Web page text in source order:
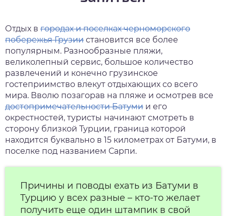
Отдых в городах и поселках черноморского
побережья Грузии становится все более
популярным. Разнообразные пляжи,
великолепный сервис, большое количество
развлечений и конечно грузинское
гостеприимство влекут отдыхающих со всего
мира. Вволю позагорав на пляже и осмотрев все
достопримечательности Батуми и его
окрестностей, туристы начинают смотреть в
сторону близкой Турции, граница которой
находится буквально в 15 километрах от Батуми, в
поселке под названием Сарпи.
Причины и поводы ехать из Батуми в
Турцию у всех разные – кто-то желает
получить еще один штампик в свой